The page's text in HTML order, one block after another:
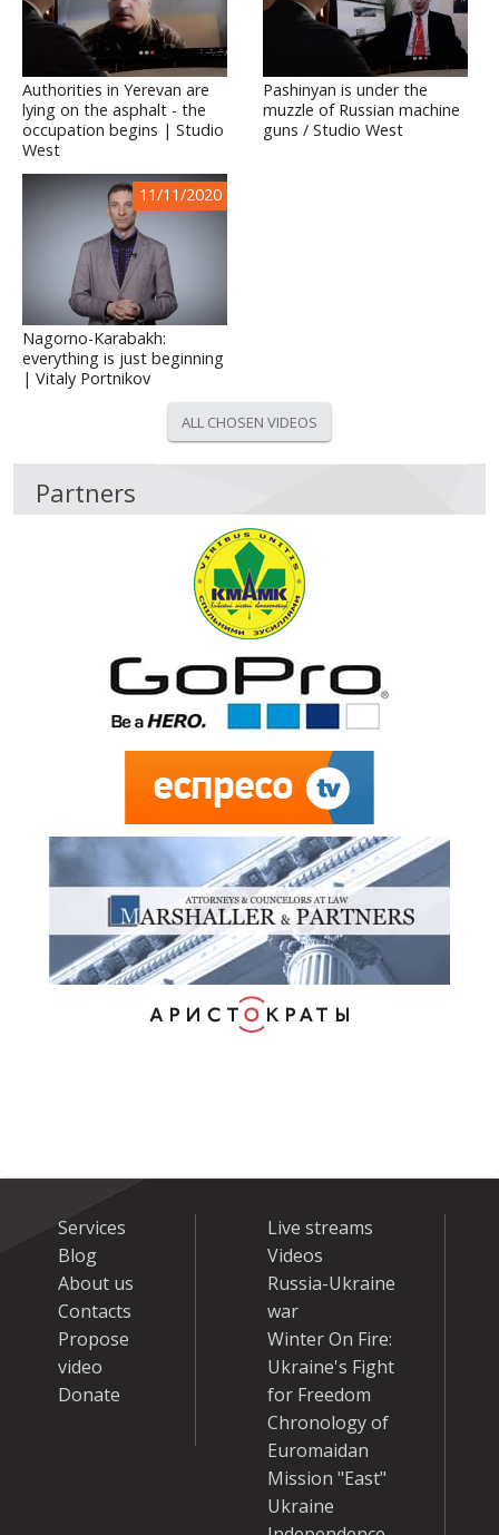
Authorities in Yerevan are
lying on the asphalt - the
occupation begins | Studio
West
Pashinyan is under the
muzzle of Russian machine
guns / Studio West
11/11/2020
Nagorno-Karabakh:
everything is just beginning
| Vitaly Portnikov
ALL CHOSEN VIDEOS
Partners
Services
Blog
About us
Contacts
Propose
video
Donate
Live streams
Videos
Russia-Ukraine
war
Winter On Fire:
Ukraine's Fight
for Freedom
Chronology of
Euromaidan
Mission "East"
Ukraine